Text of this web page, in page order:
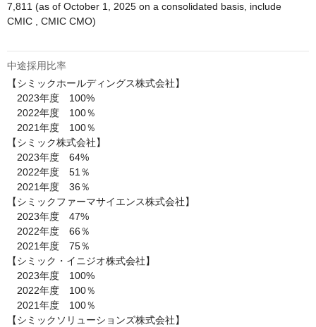
7,811 (as of October 1, 2025 on a consolidated basis, include
CMIC , CMIC CMO)
中途採用比率
【シミックホールディングス株式会社】
2023年度　100%
2022年度　100％
2021年度　100％
【シミック株式会社】
2023年度　64%
2022年度　51％
2021年度　36％
【シミックファーマサイエンス株式会社】
2023年度　47%
2022年度　66％
2021年度　75％
【シミック・イニジオ株式会社】
2023年度　100%
2022年度　100％
2021年度　100％
【シミックソリューションズ株式会社】